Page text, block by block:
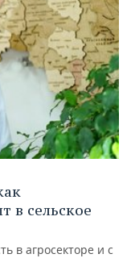
в сельское
в агросекторе и с